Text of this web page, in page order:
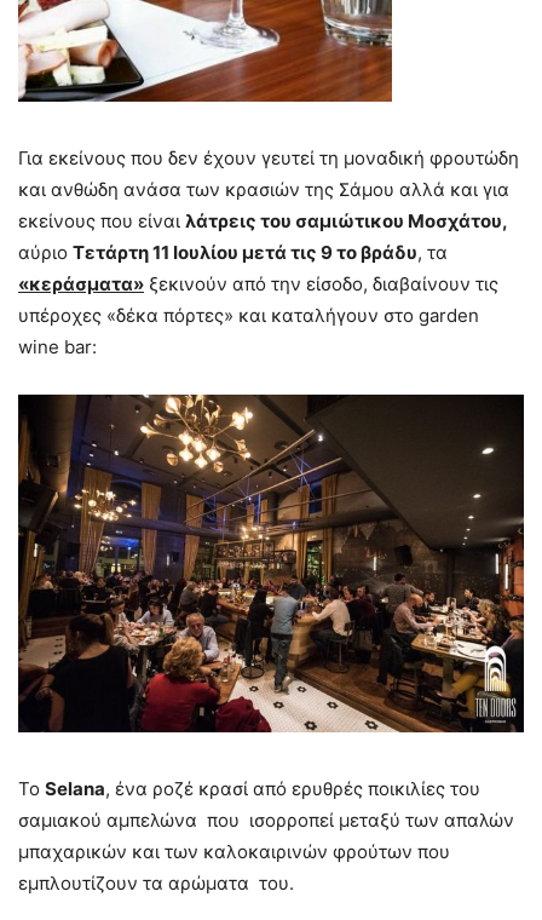
Για εκείνους που δεν έχουν γευτεί τη μοναδική φρουτώδη
και ανθώδη ανάσα των κρασιών της Σάμου αλλά και για
εκείνους που είναι λάτρεις του σαμιώτικου Μοσχάτου,
αύριο Τετάρτη 11 Ιουλίου μετά τις 9 το βράδυ, τα
«κεράσματα» ξεκινούν από την είσοδο, διαβαίνουν τις
υπέροχες «δέκα πόρτες» και καταλήγουν στο garden
wine bar:
To Selana, ένα ροζέ κρασί από ερυθρές ποικιλίες του
σαμιακού αμπελώνα που ισορροπεί μεταξύ των απαλών
μπαχαρικών και των καλοκαιρινών φρούτων που
εμπλουτίζουν τα αρώματα του.